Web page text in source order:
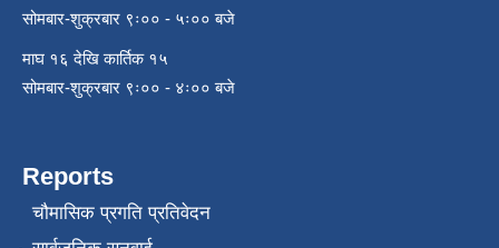
सोमबार-शुक्रबार ९ः०० - ५ः०० बजे
माघ १६ देखि कार्तिक १५
सोमबार-शुक्रबार ९ः०० - ४ः०० बजे
Reports
चौमासिक प्रगति प्रतिवेदन